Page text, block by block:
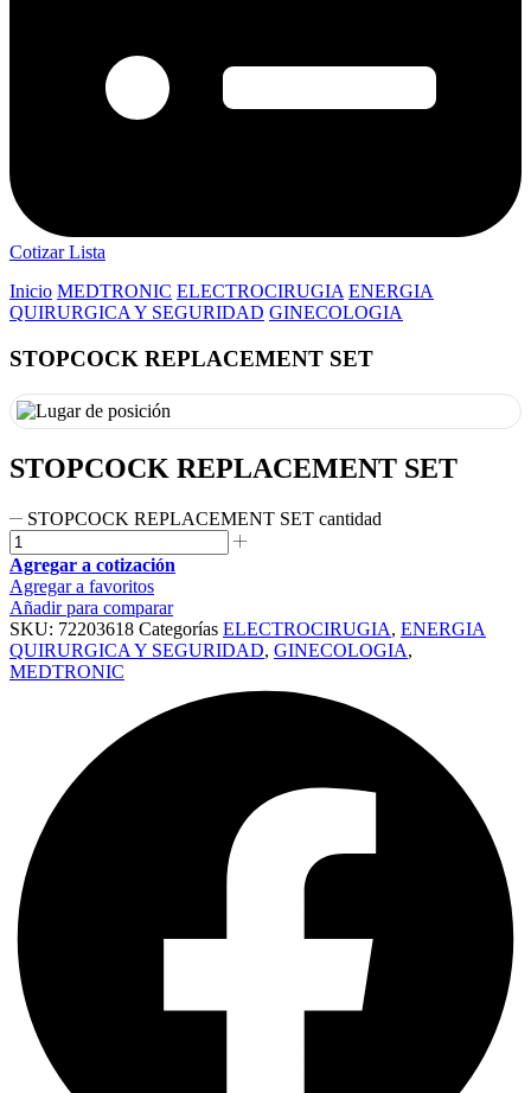
Cotizar Lista
Inicio MEDTRONIC ELECTROCIRUGIA ENERGIA
QUIRURGICA Y SEGURIDAD GINECOLOGIA
STOPCOCK REPLACEMENT SET
STOPCOCK REPLACEMENT SET
STOPCOCK REPLACEMENT SET cantidad
Agregar a cotización
Agregar a favoritos
Añadir para comparar
SKU: 72203618 Categorías ELECTROCIRUGIA, ENERGIA
QUIRURGICA Y SEGURIDAD, GINECOLOGIA,
MEDTRONIC